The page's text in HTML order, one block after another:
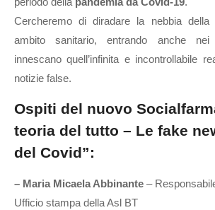
Cercheremo di diradare la nebbia della
ambito sanitario, entrando anche
innescano quell’infinita e incontrollabile
notizie false.
Ospiti del nuovo
teoria del tutto – Le fake
del Covid”:
– Maria Micaela Abbinante –
Ufficio stampa della Asl BT